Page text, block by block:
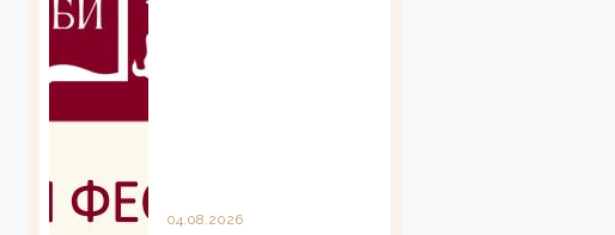
04.08.2026